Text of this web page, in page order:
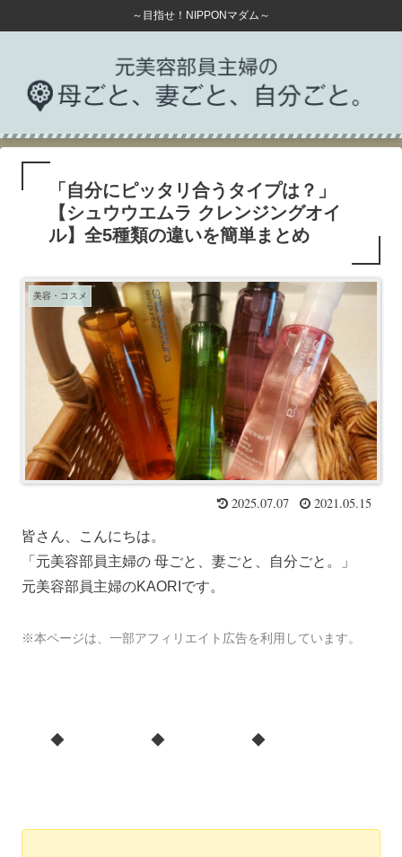
～目指せ！NIPPONマダム～
「自分にピッタリ合うタイプは？」
【シュウウエムラ クレンジングオイ
ル】全5種類の違いを簡単まとめ
美容・コスメ
2025.07.07 2021.05.15
皆さん、こんにちは。
「元美容部員主婦の 母ごと、妻ごと、自分ごと。」
元美容部員主婦のKAORIです。
※本ページは、一部アフィリエイト広告を利用しています。
◆ ◆ ◆